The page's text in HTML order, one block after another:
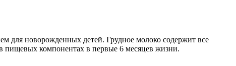
для новорожденных детей. Грудное молоко содержит все
пищевых компонентах в первые 6 месяцев жизни.